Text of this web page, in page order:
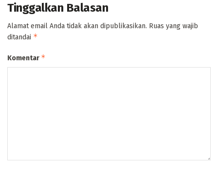
Tinggalkan Balasan
Alamat email Anda tidak akan dipublikasikan. Ruas yang wajib
ditandai *
Komentar *